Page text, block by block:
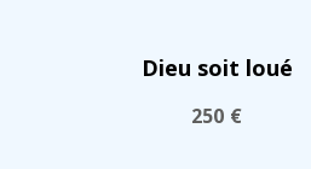
Dieu soit loué
250 €